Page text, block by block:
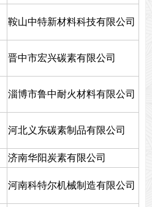
鞍山中特新材料科技有限公司
晋中市宏兴碳素有限公司
淄博市鲁中耐火材料有限公司
河北义东碳素制品有限公司
济南华阳炭素有限公司
河南科特尔机械制造有限公司